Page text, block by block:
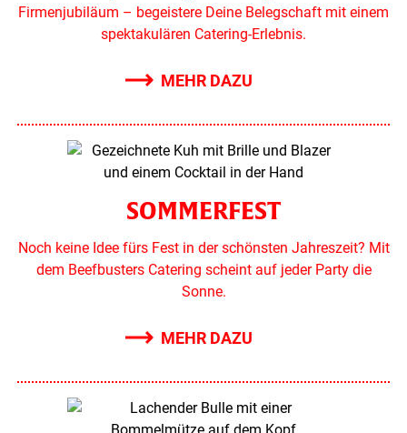
Firmenjubiläum – begeistere Deine Belegschaft mit einem
spektakulären Catering-Erlebnis.
MEHR DAZU
SOMMERFEST
Noch keine Idee fürs Fest in der schönsten Jahreszeit? Mit
dem Beefbusters Catering scheint auf jeder Party die
Sonne.
MEHR DAZU